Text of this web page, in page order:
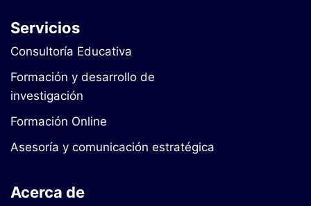
Servicios
Consultoría Educativa
Formación y desarrollo de
investigación
Formación Online
Asesoría y comunicación estratégica
Acerca de